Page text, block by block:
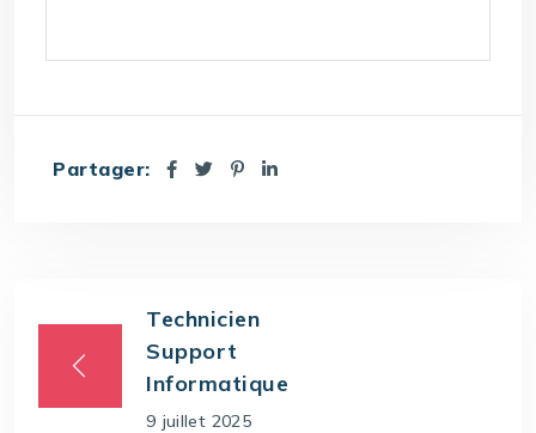
Partager:
Technicien
Support
Informatique
9 juillet 2025